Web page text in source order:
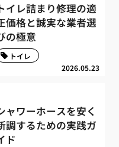
イレ詰まり修理の適
価格と誠実な業者選
の極意
2026.05.23
トイレ
ャワーホースを安く
調するための実践ガ
ド